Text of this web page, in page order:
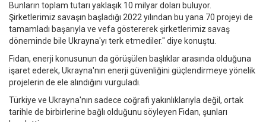
Bunların toplam tutarı yaklaşık 10 milyar doları buluyor.
Şirketlerimiz savaşın başladığı 2022 yılından bu yana 70 projeyi de
tamamladı başarıyla ve vefa göstererek şirketlerimiz savaş
döneminde bile Ukrayna'yı terk etmediler." diye konuştu.
Fidan, enerji konusunun da görüşülen başlıklar arasında olduğuna
işaret ederek, Ukrayna'nın enerji güvenliğini güçlendirmeye yönelik
projelerin de ele alındığını vurguladı.
Türkiye ve Ukrayna'nın sadece coğrafi yakınlıklarıyla değil, ortak
tarihle de birbirlerine bağlı olduğunu söyleyen Fidan, şunları